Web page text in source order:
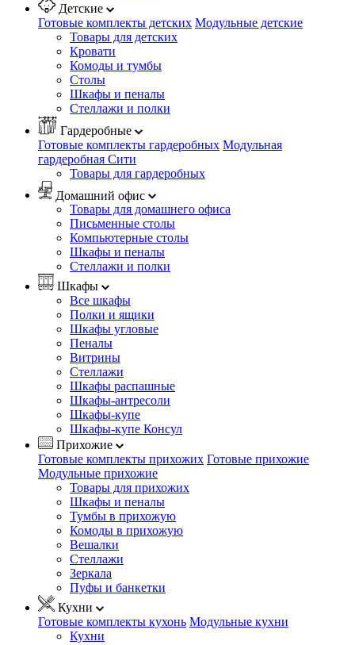
Детские
Готовые комплекты детских Модульные детские
Товары для детских
Кровати
Комоды и тумбы
Столы
Шкафы и пеналы
Стеллажи и полки
Гардеробные
Готовые комплекты гардеробных Модульная
гардеробная Сити
Товары для гардеробных
Домашний офис
Товары для домашнего офиса
Письменные столы
Компьютерные столы
Шкафы и пеналы
Стеллажи и полки
Шкафы
Все шкафы
Полки и ящики
Шкафы угловые
Пеналы
Витрины
Стеллажи
Шкафы распашные
Шкафы-антресоли
Шкафы-купе
Шкафы-купе Консул
Прихожие
Готовые комплекты прихожих Готовые прихожие
Модульные прихожие
Товары для прихожих
Шкафы и пеналы
Тумбы в прихожую
Комоды в прихожую
Вешалки
Стеллажи
Зеркала
Пуфы и банкетки
Кухни
Готовые комплекты кухонь Модульные кухни
Кухни